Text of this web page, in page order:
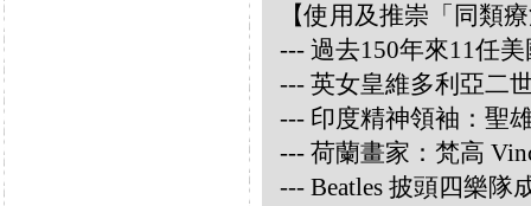
【使用及推崇「同類
--- 過去150年來11任
--- 英女皇維多利亞二
--- 印度精神領袖：聖
--- 荷蘭畫家：梵高
--- Beatles 披頭四樂隊